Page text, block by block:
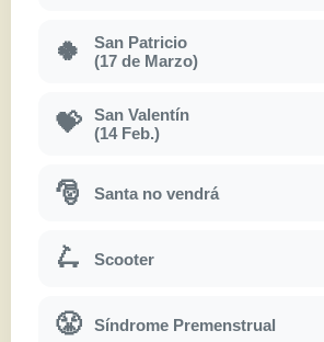
🍀
San Patricio
(17 de Marzo)
💝
San Valentín
(14 Feb.)
🎅 Santa no vendrá
🛴 Scooter
😤 Síndrome Premenstrual